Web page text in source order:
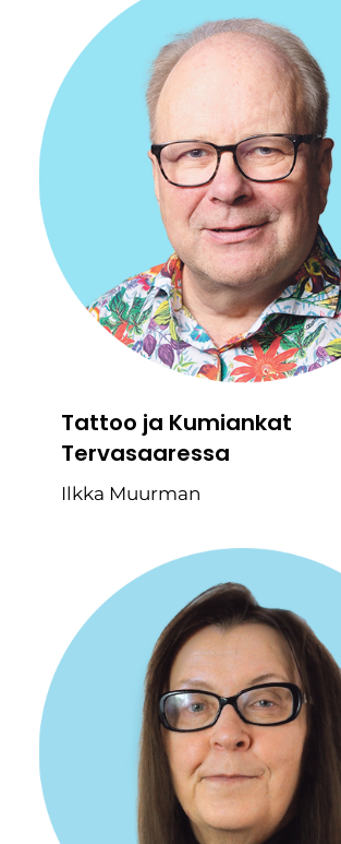
Tattoo ja Kumiankat
Tervasaaressa
Ilkka Muurman